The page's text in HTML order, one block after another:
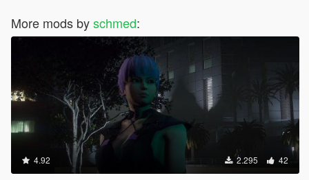
More mods byschmed:
4.92 2.295 42